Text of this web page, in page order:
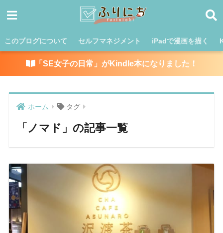
このブログについて セルフマネジメント iPadで漫画を描く
「SE女子の日常」がKindle本になりました！
ホーム タグ
「ノマド」の記事一覧